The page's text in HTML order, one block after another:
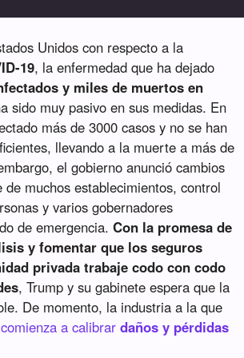
Unidos con respecto a la
19, la enfermedad que ha dejado
y miles de muertos en
sido muy pasivo en sus medidas. En
más de 3000 casos y no se han
llevando a la muerte a más de
el gobierno anunció cambios
muchos establecimientos, control
y varios gobernadores
de emergencia.Con la promesa de
y fomentar que los seguros
privada trabaje codo con codo
, Trump y su gabinete espera que la
De momento, la industria a la que
comienza a calibrardaños y pérdidas